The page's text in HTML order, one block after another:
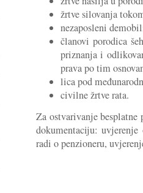
žrtve silovanja
nezaposleni
članovi porodica
priznanja i
prava po tim
lica pod
civilne žrtve rata.
Za ostvarivanje
dokumentaciju:
radi o penzioneru,